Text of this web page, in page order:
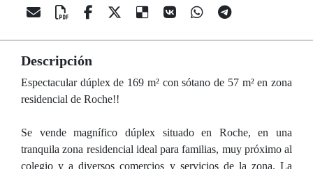
Descripción
Espectacular dúplex de 169 m² con sótano de 57 m² en zona
residencial de Roche!!
Se vende magnífico dúplex situado en Roche, en una
tranquila zona residencial ideal para familias, muy próximo al
colegio y a diversos comercios y servicios de la zona. La